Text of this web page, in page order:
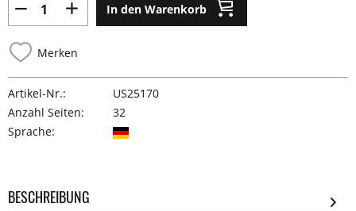
In den Warenkorb
Merken
Artikel-Nr.:
US25170
Anzahl Seiten:
32
Sprache:
BESCHREIBUNG